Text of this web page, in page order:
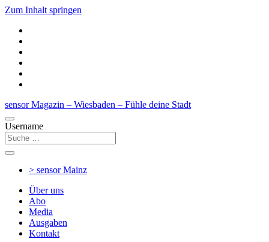
Zum Inhalt springen
sensor Magazin – Wiesbaden – Fühle deine Stadt
Username
> sensorMainz
Über uns
Abo
Media
Ausgaben
Kontakt